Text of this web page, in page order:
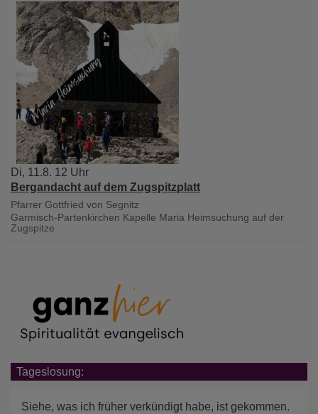
Di, 11.8. 12 Uhr
Bergandacht auf dem Zugspitzplatt
Pfarrer Gottfried von Segnitz
Garmisch-Partenkirchen Kapelle Maria Heimsuchung auf der
Zugspitze
Tageslosung:
Siehe, was ich früher verkündigt habe, ist gekommen.